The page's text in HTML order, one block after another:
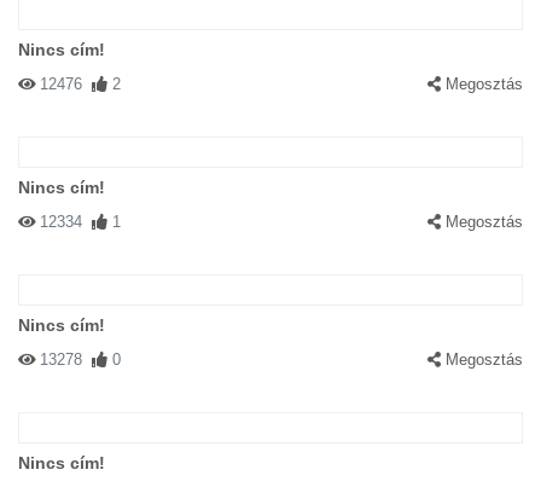
Nincs cím!
12476 2 Megosztás
Nincs cím!
12334 1 Megosztás
Nincs cím!
13278 0 Megosztás
Nincs cím!